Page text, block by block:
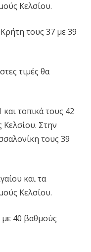
Κελσίου.
τους 37 με 39
τιμές θα
τοπικά τους 42
Κελσίου. Στην
τους 39
και τα
Κελσίου.
με 40 βαθμούς